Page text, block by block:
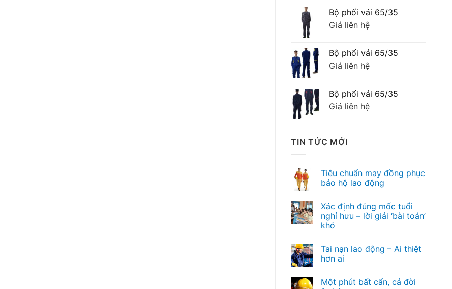
Bộ phối vải 65/35
Giá liên hệ
Bộ phối vải 65/35
Giá liên hệ
Bộ phối vải 65/35
Giá liên hệ
TIN TỨC MỚI
Tiêu chuẩn may đồng phục
bảo hộ lao động
Xác định đúng mốc tuổi
nghỉ hưu – lời giải ‘bài toán’
khó
Tai nạn lao động – Ai thiệt
hơn ai
Một phút bất cẩn, cả đời